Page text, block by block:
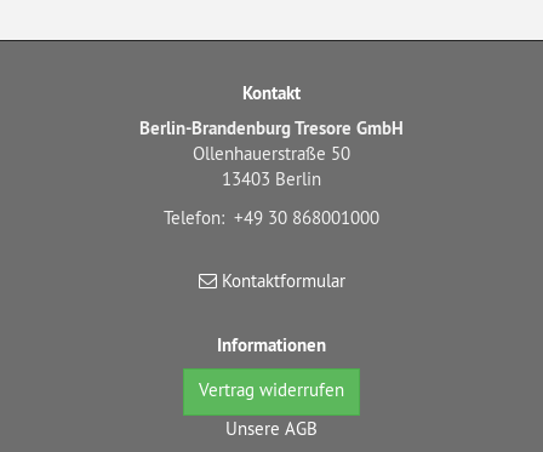
Kontakt
Berlin-Brandenburg Tresore GmbH
Ollenhauerstraße 50
13403 Berlin
Telefon: +49 30 868001000
Kontaktformular
Informationen
Vertrag widerrufen
Unsere AGB